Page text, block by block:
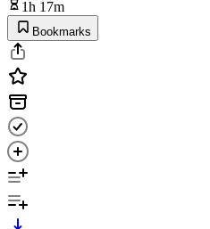
1h 17m
Bookmarks